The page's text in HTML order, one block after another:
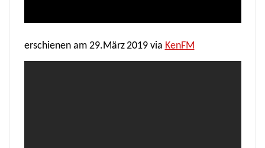
erschienen am 29.März2019 via KenFM